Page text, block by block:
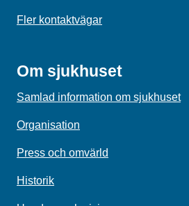
Fler kontaktvägar
Om sjukhuset
Samlad information om sjukhuset
Organisation
Press och omvärld
Historik